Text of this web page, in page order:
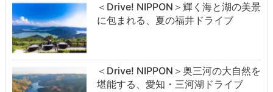
＜Drive! NIPPON＞輝く海と湖の美景
に包まれる、夏の福井ドライブ
＜Drive! NIPPON＞奥三河の大自然を
堪能する、愛知・三河湖ドライブ